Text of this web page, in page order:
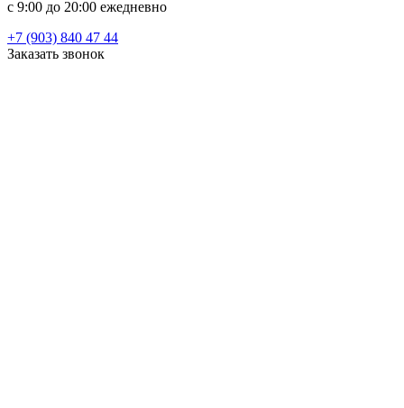
c 9:00 до 20:00 ежедневно
+7 (903) 840 47 44
Заказать звонок